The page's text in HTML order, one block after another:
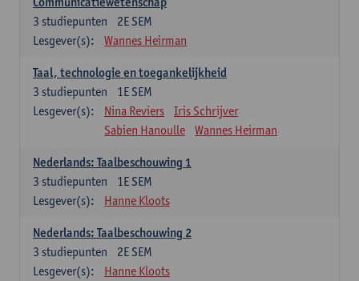
2E SEM
3 studiepunten
Lesgever(s):
Wannes Heirman
Taal, technologie en toegankelijkheid
1E SEM
3 studiepunten
Lesgever(s):
Nina Reviers
Iris Schrijver
Sabien Hanoulle
Wannes Heirman
Nederlands: Taalbeschouwing 1
1E SEM
3 studiepunten
Lesgever(s):
Hanne Kloots
Nederlands: Taalbeschouwing 2
2E SEM
3 studiepunten
Lesgever(s):
Hanne Kloots